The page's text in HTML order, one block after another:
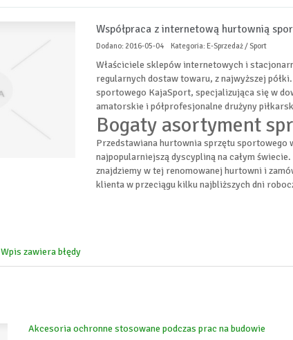
Współpraca z internetową hurtownią
Dodano: 2016-05-04 Kategoria: E-Sprzedaż / Sport
Właściciele sklepów internetowych i
regularnych dostaw towaru, z najwyższej
sportowego KajaSport, specjalizująca się w
amatorskie i półprofesjonalne drużyny
Bogaty asortyment
Przedstawiana hurtownia sprzętu sportowego
najpopularniejszą dyscypliną na całym
znajdziemy w tej renomowanej hurtowni i
klienta w przeciągu kilku najbliższych dni
Wpis zawiera błędy
Akcesoria ochronne stosowane podczas prac na budowie